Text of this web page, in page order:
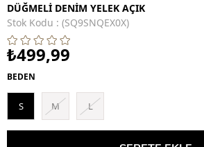
DÜĞMELİ DENİM YELEK AÇIK
Stok Kodu
(SQ9SNQEX0X)
₺499,99
BEDEN
S M L